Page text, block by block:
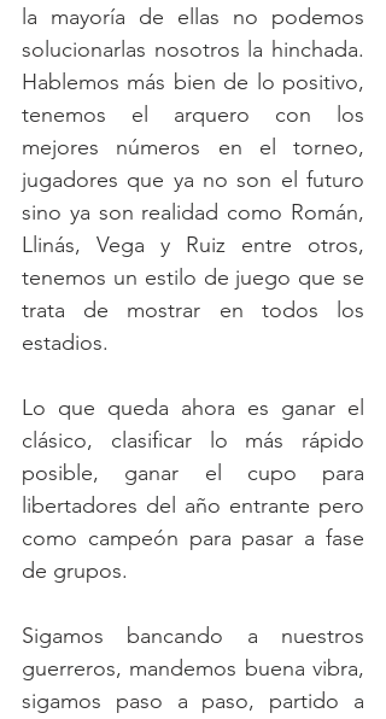
la mayoría de ellas no podemos
solucionarlas nosotros la hinchada.
Hablemos más bien de lo positivo,
tenemos el arquero con los
mejores números en el torneo,
jugadores que ya no son el futuro
sino ya son realidad como Román,
Llinás, Vega y Ruiz entre otros,
tenemos un estilo de juego que se
trata de mostrar en todos los
estadios.
Lo que queda ahora es ganar el
clásico, clasificar lo más rápido
posible, ganar el cupo para
libertadores del año entrante pero
como campeón para pasar a fase
de grupos.
Sigamos bancando a nuestros
guerreros, mandemos buena vibra,
sigamos paso a paso, partido a